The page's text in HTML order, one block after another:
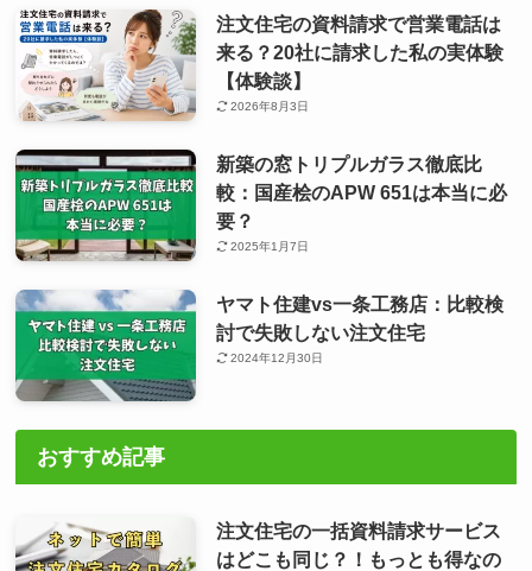
注文住宅の資料請求で営業電話は
来る？20社に請求した私の実体験
【体験談】
2026年8月3日
新築の窓トリプルガラス徹底比
較：国産桧のAPW 651は本当に必
要？
2025年1月7日
ヤマト住建vs一条工務店：比較検
討で失敗しない注文住宅
2024年12月30日
おすすめ記事
注文住宅の一括資料請求サービス
はどこも同じ？！もっとも得なの